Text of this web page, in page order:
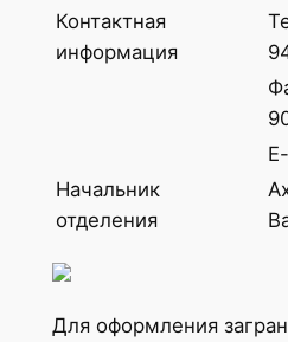
Контактная
информация
Начальник
отделения
Для оформления